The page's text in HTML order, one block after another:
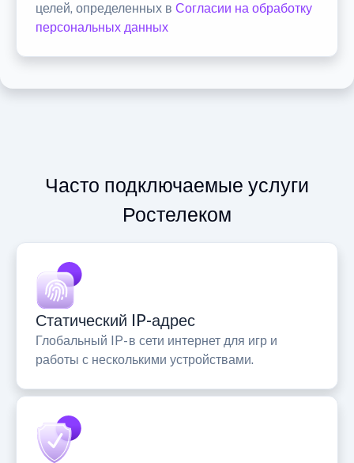
целей, определенных в Согласии на обработку
персональных данных
Часто подключаемые услуги
Ростелеком
Статический IP-адрес
Глобальный IP- в сети интернет для игр и
работы с несколькими устройствами.